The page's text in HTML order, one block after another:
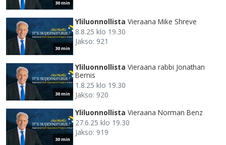
30 min
30 min
Yliluonnollista Vieraana Mike Shreve
8.8.25 klo 19.30
Jakso: 921
30 min
Yliluonnollista Vieraana rabbi Jonathan
Bernis
1.8.25 klo 19.30
Jakso: 920
30 min
Yliluonnollista Vieraana Norman Benz
27.6.25 klo 19.30
Jakso: 919